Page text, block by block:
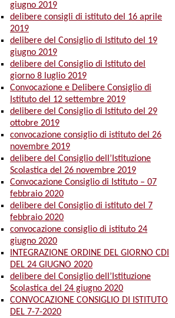
giugno 2019
delibere consigli di istituto del 16 aprile
2019
delibere del Consiglio di Istituto del 19
giugno 2019
delibere del Consiglio di Istituto del
giorno 8 luglio 2019
Convocazione e Delibere Consiglio di
Istituto del 12 settembre 2019
delibere del Consiglio di Istituto del 29
ottobre 2019
convocazione consiglio di istituto del 26
novembre 2019
delibere del Consiglio dell’Istituzione
Scolastica del 26 novembre 2019
Convocazione Consiglio di Istituto – 07
febbraio 2020
delibere del Consiglio di istituto del 7
febbraio 2020
convocazione consiglio di istituto 24
giugno 2020
INTEGRAZIONE ORDINE DEL GIORNO CDI
DEL 24 GIUGNO 2020
delibere del Consiglio dell’Istituzione
Scolastica del 24 giugno 2020
CONVOCAZIONE CONSIGLIO DI ISTITUTO
DEL 7-7-2020